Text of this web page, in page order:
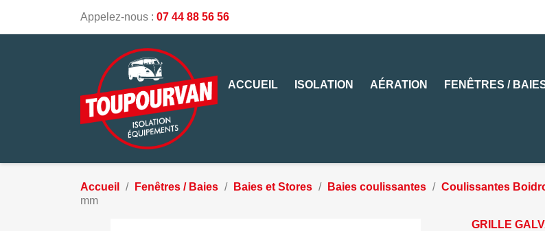
Appelez-nous : 07 44 88 56 56
ACCUEIL ISOLATION AÉRATION FENÊTRES /
Accueil Fenêtres / Baies Baies et Stores Baies coulissantes Coulissantes
mm
GRILLE